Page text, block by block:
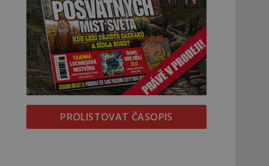
PROLISTOVAT ČASOPIS